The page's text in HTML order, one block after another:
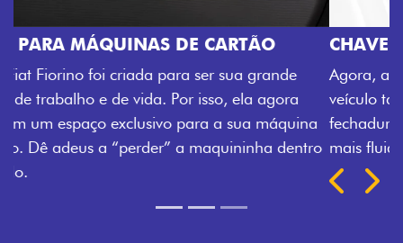
CHAVE COM TELECOMANDO
Agora, a chave da sua nova Fiorino pode abrir o
veículo também à distância, e não mais somente pela
fechadura. São detalhes como esse que trazem ainda
mais fluidez para o seu dia de trabalho.